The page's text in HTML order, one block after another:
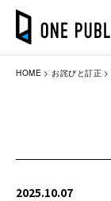
HOME お詫びと訂正
2025.10.07